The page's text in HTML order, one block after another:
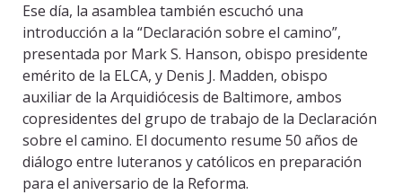
Ese día, la asamblea también escuchó una
introducción a la “Declaración sobre el camino”,
presentada por Mark S. Hanson, obispo presidente
emérito de la ELCA, y Denis J. Madden, obispo
auxiliar de la Arquidiócesis de Baltimore, ambos
copresidentes del grupo de trabajo de la Declaración
sobre el camino. El documento resume 50 años de
diálogo entre luteranos y católicos en preparación
para el aniversario de la Reforma.